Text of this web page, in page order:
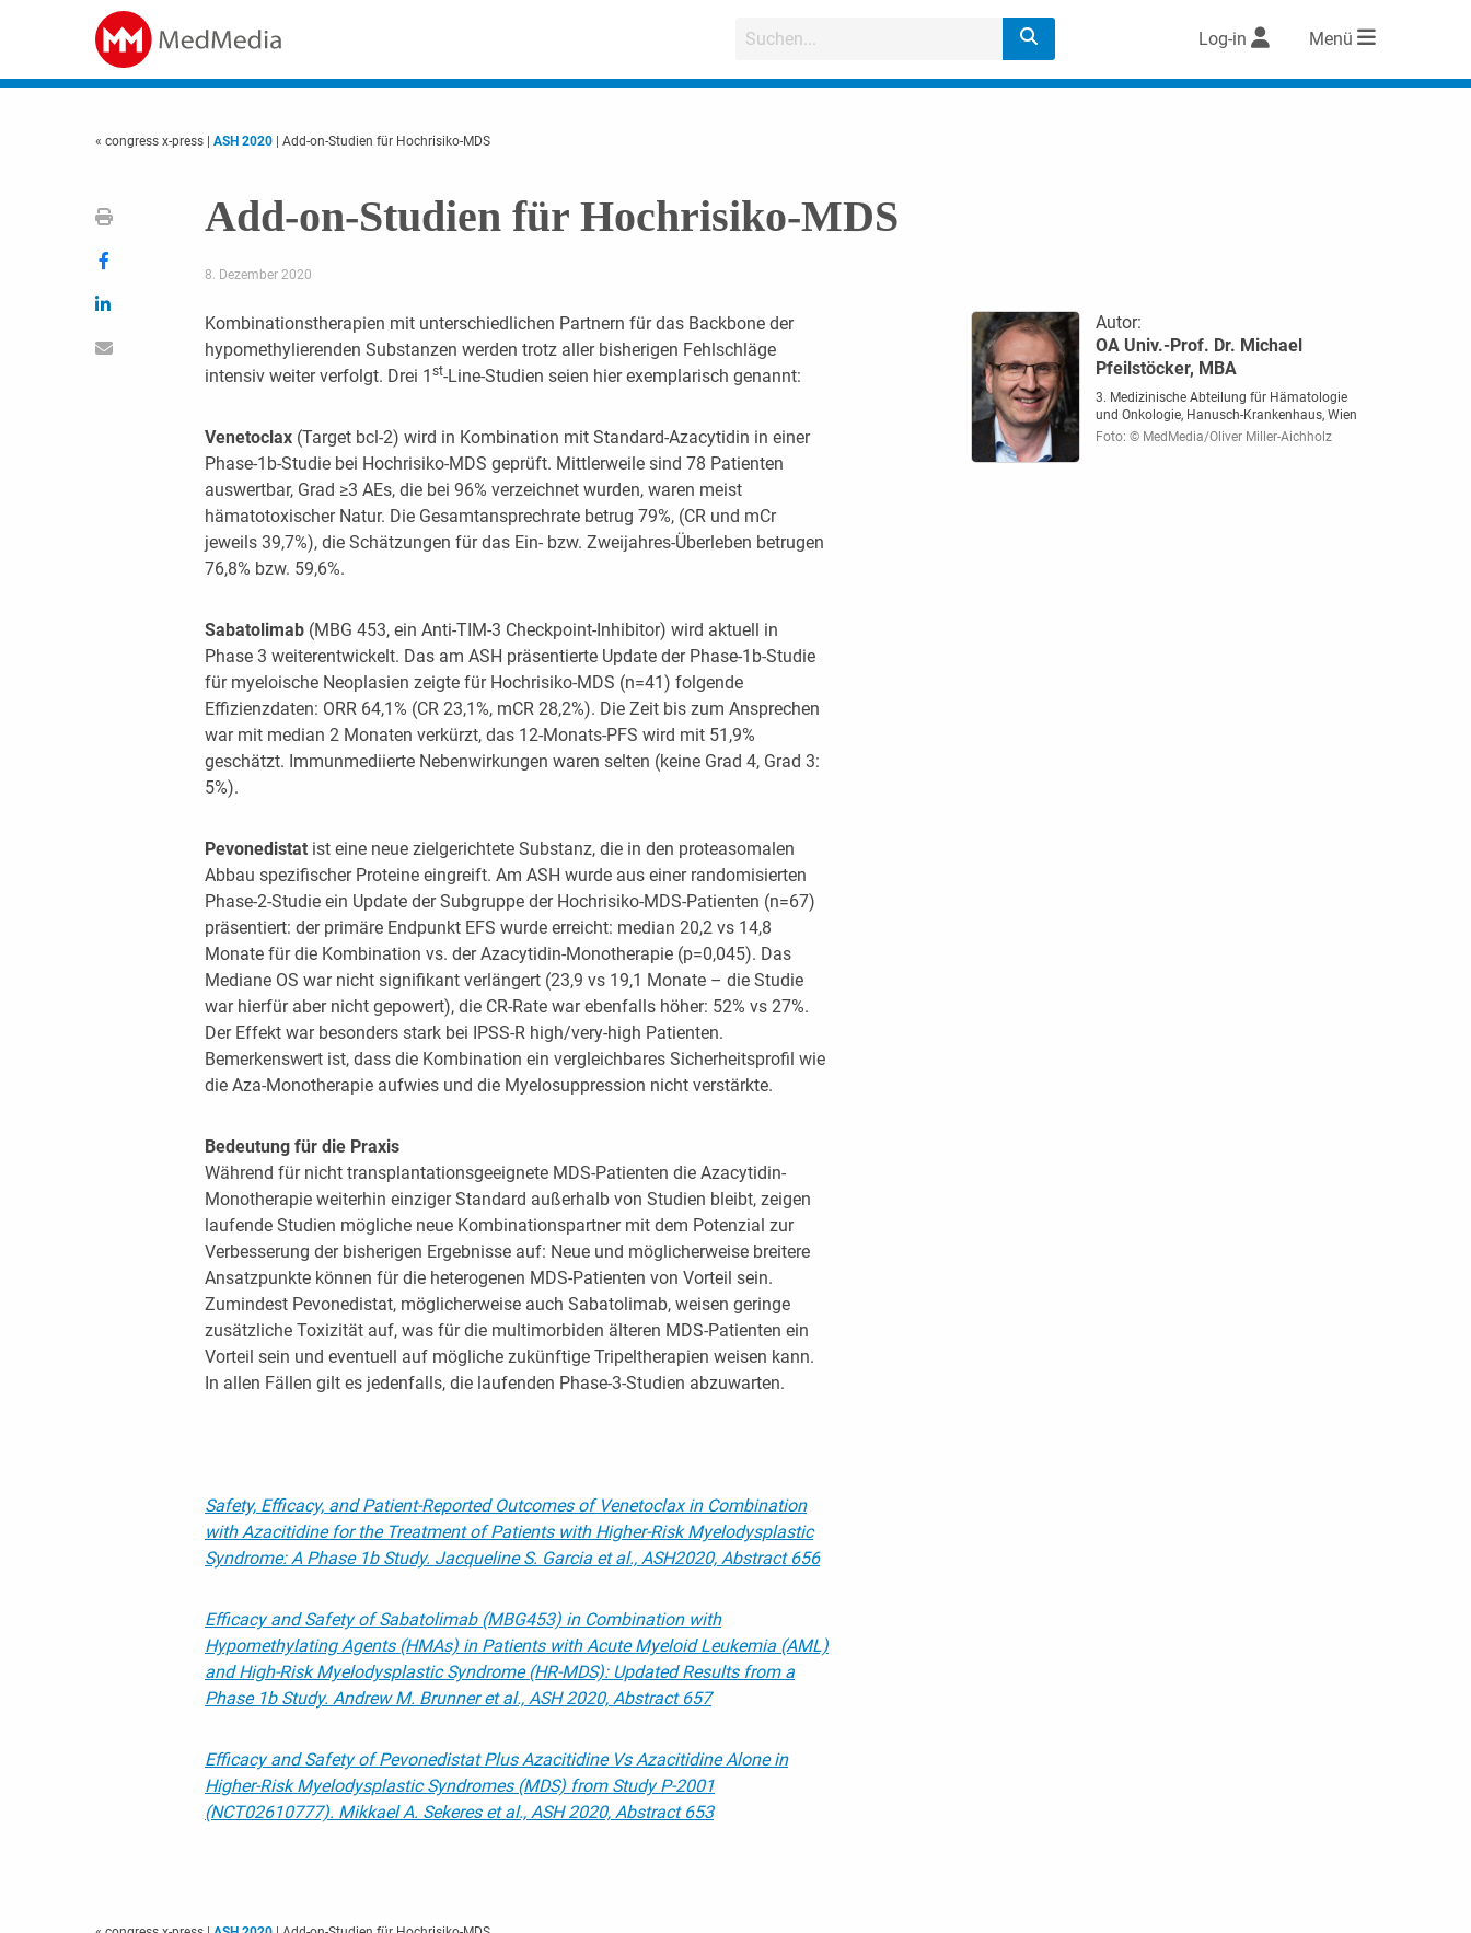
Log-in Menü
« congress x-press ASH 2020 | Add-on-Studien für Hochrisiko-MDS
Add-on-Studien für Hochrisiko-MDS
8. Dezember 2020
Kombinationstherapien mit unterschiedlichen Partnern für das Backbone der
hypomethylierenden Substanzen werden trotz aller bisherigen Fehlschläge
intensiv weiter verfolgt. Drei 1 st-Line-Studien seien hier exemplarisch genannt:
Venetoclax(Target bcl-2) wird in Kombination mit Standard-Azacytidin in einer
Phase-1b-Studie bei Hochrisiko-MDS geprüft. Mittlerweile sind 78 Patienten
auswertbar, Grad ≥3 AEs, die bei 96% verzeichnet wurden, waren meist
hämatotoxischer Natur. Die Gesamtansprechrate betrug 79%, (CR und mCr
jeweils 39,7%), die Schätzungen für das Ein- bzw. Zweijahres-Überleben betrugen
76,8% bzw. 59,6%.
Sabatolimab(MBG 453, ein Anti-TIM-3 Checkpoint-Inhibitor) wird aktuell in
Phase 3 weiterentwickelt. Das am ASH präsentierte Update der Phase-1b-Studie
für myeloische Neoplasien zeigte für Hochrisiko-MDS (n=41) folgende
Effizienzdaten: ORR 64,1% (CR 23,1%, mCR 28,2%). Die Zeit bis zum Ansprechen
war mit median 2 Monaten verkürzt, das 12-Monats-PFS wird mit 51,9%
geschätzt. Immunmediierte Nebenwirkungen waren selten (keine Grad 4, Grad 3:
5%).
Pevonedistatist eine neue zielgerichtete Substanz, die in den proteasomalen
Abbau spezifischer Proteine eingreift. Am ASH wurde aus einer randomisierten
Phase-2-Studie ein Update der Subgruppe der Hochrisiko-MDS-Patienten (n=67)
präsentiert: der primäre Endpunkt EFS wurde erreicht: median 20,2 vs 14,8
Monate für die Kombination vs. der Azacytidin-Monotherapie (p=0,045). Das
Mediane OS war nicht signifikant verlängert (23,9 vs 19,1 Monate – die Studie
war hierfür aber nicht gepowert), die CR-Rate war ebenfalls höher: 52% vs 27%.
Der Effekt war besonders stark bei IPSS-R high/very-high Patienten.
Bemerkenswert ist, dass die Kombination ein vergleichbares Sicherheitsprofil wie
die Aza-Monotherapie aufwies und die Myelosuppression nicht verstärkte.
Bedeutung für die Praxis
Während für nicht transplantationsgeeignete MDS-Patienten die Azacytidin-
Monotherapie weiterhin einziger Standard außerhalb von Studien bleibt, zeigen
laufende Studien mögliche neue Kombinationspartner mit dem Potenzial zur
Verbesserung der bisherigen Ergebnisse auf: Neue und möglicherweise breitere
Ansatzpunkte können für die heterogenen MDS-Patienten von Vorteil sein.
Zumindest Pevonedistat, möglicherweise auch Sabatolimab, weisen geringe
zusätzliche Toxizität auf, was für die multimorbiden älteren MDS-Patienten ein
Vorteil sein und eventuell auf mögliche zukünftige Tripeltherapien weisen kann.
In allen Fällen gilt es jedenfalls, die laufenden Phase-3-Studien abzuwarten.
Safety, Efficacy, and Patient-Reported Outcomes of Venetoclax in Combination
with Azacitidine for the Treatment of Patients with Higher-Risk Myelodysplastic
Syndrome: A Phase 1b Study. Jacqueline S. Garcia et al., ASH2020, Abstract 656
Efficacy and Safety of Sabatolimab (MBG453) in Combination with
Hypomethylating Agents (HMAs) in Patients with Acute Myeloid Leukemia (AML)
and High-Risk Myelodysplastic Syndrome (HR-MDS): Updated Results from a
Phase 1b Study. Andrew M. Brunner et al., ASH 2020, Abstract 657
Efficacy and Safety of Pevonedistat Plus Azacitidine Vs Azacitidine Alone in
Higher-Risk Myelodysplastic Syndromes (MDS) from Study P-2001
(NCT02610777). Mikkael A. Sekeres et al., ASH 2020, Abstract 653
Autor:
OA Univ.-Prof. Dr. Michael
Pfeilstöcker, MBA
3. Medizinische Abteilung für Hämatologie
und Onkologie, Hanusch-Krankenhaus, Wien
Foto: © MedMedia/Oliver Miller-Aichholz